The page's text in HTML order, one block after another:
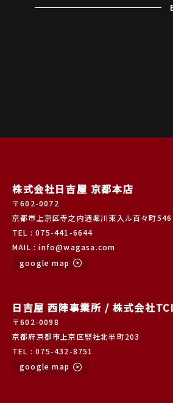
株式会社日吉屋 京都本店
〒602-0072
京都市上京区寺之内通堀川東入ル百々町546
TEL : 075-441-6644
MAIL : info@wagasa.com
google map
日吉屋 西陣事業所 / 株式会社
〒602-0098
京都府京都市上京区竪社北半町203
TEL : 075-432-8751
google map